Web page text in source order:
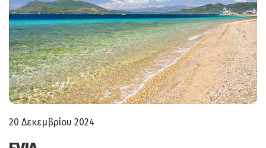
20 Δεκεμβρίου 2024